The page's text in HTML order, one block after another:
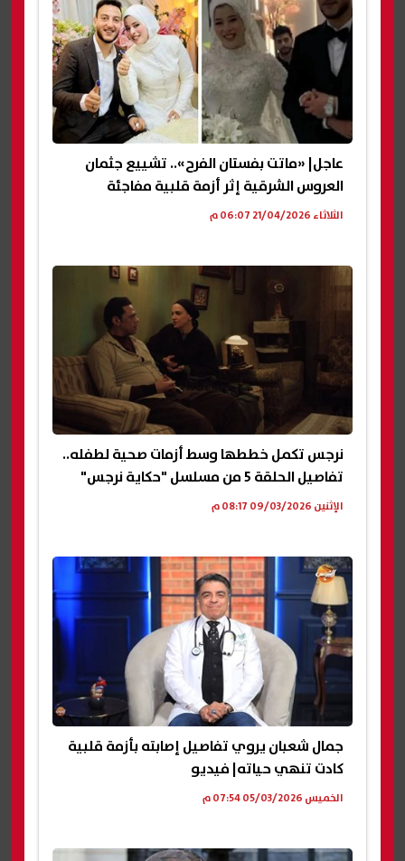
عاجل| «ماتت بفستان الفرح».. تشييع جثمان
العروس الشرقية إثر أزمة قلبية مفاجئة
الثلاثاء 21/04/2026 06:07 م
نرجس تكمل خططها وسط أزمات صحية لطفله..
تفاصيل الحلقة 5 من مسلسل "حكاية نرجس"
الإثنين 09/03/2026 08:17 م
جمال شعبان يروي تفاصيل إصابته بأزمة قلبية
كادت تنهي حياته| فيديو
الخميس 05/03/2026 07:54 م